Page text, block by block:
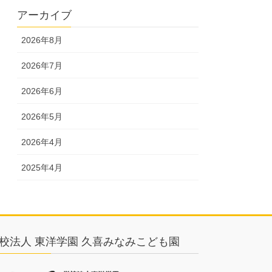
アーカイブ
2026年8月
2026年7月
2026年6月
2026年5月
2026年4月
2025年4月
法人 東洋学園 久喜みなみこども園